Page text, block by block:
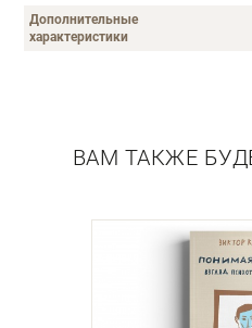
Дополнительные
характеристики
ВАМ ТАКЖЕ